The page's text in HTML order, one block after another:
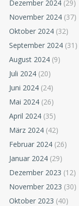
Dezember 2024 (29)
November 2024 (37)
Oktober 2024 (32)
September 2024 (31)
August 2024 (9)
Juli 2024 (20)
Juni 2024 (24)
Mai 2024 (26)
April 2024 (35)
März 2024 (42)
Februar 2024 (26)
Januar 2024 (29)
Dezember 2023 (12)
November 2023 (30)
Oktober 2023 (40)